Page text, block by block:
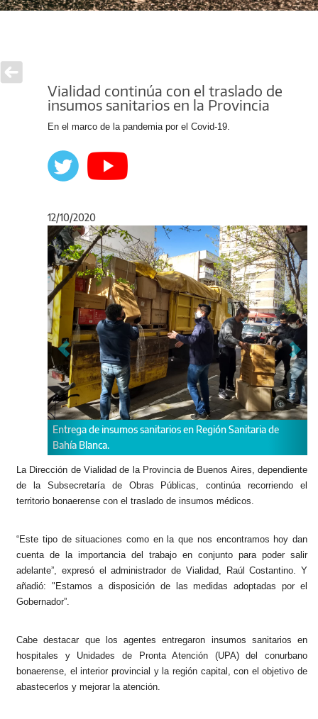
Vialidad continúa con el traslado de
insumos sanitarios en la Provincia
En el marco de la pandemia por el Covid-19.
12/10/2020
sanitarios en Región Sanitaria de
Llegaron más insumos
Anterior
La Dirección de Vialidad de la Provincia de Buenos Aires, dependiente
de la Subsecretaría de Obras Públicas, continúa recorriendo el
territorio bonaerense con el traslado de insumos médicos.
“Este tipo de situaciones como en la que nos encontramos hoy dan
cuenta de la importancia del trabajo en conjunto para poder salir
adelante”, expresó el administrador de Vialidad, Raúl Costantino. Y
añadió: "Estamos a disposición de las medidas adoptadas por el
Gobernador”.
Cabe destacar que los agentes entregaron insumos sanitarios en
hospitales y Unidades de Pronta Atención (UPA) del conurbano
bonaerense, el interior provincial y la región capital, con el objetivo de
abastecerlos y mejorar la atención.